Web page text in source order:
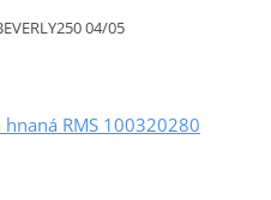
04/05
RMS 100320280